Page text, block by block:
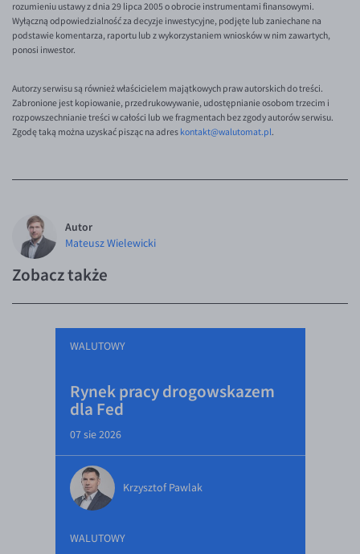
GBP/USD
USD/CHF
rozumieniu ustawy z dnia 29 lipca 2005 o obrocie instrumentami finansowymi.
Wyłączną odpowiedzialność za decyzje inwestycyjne, podjęte lub zaniechane na
podstawie komentarza, raportu lub z wykorzystaniem wniosków w nim zawartych,
ponosi inwestor.
Autorzy serwisu są również właścicielem majątkowych praw autorskich do treści.
Zabronione jest kopiowanie, przedrukowywanie, udostępnianie osobom trzecim i
rozpowszechnianie treści w całości lub we fragmentach bez zgody autorów serwisu.
Zgodę taką można uzyskać pisząc na adres kontakt@walutomat.pl.
Autor
Mateusz Wielewicki
Zobacz także
WALUTOWY
Rynek pracy drogowskazem
dla Fed
07 sie 2026
Krzysztof Pawlak
WALUTOWY